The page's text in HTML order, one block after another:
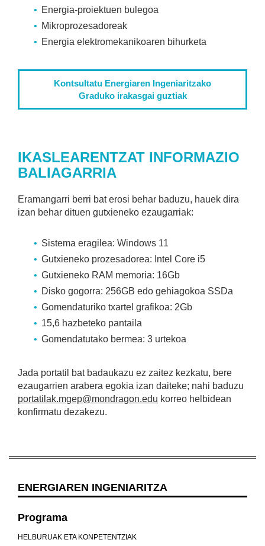
Energia-proiektuen bulegoa
Mikroprozesadoreak
Energia elektromekanikoaren bihurketa
Kontsultatu Energiaren Ingeniaritzako
Graduko irakasgai guztiak
IKASLEARENTZAT INFORMAZIO
BALIAGARRIA
Eramangarri berri bat erosi behar baduzu, hauek dira
izan behar dituen gutxieneko ezaugarriak:
Sistema eragilea: Windows 11
Gutxieneko prozesadorea: Intel Core i5
Gutxieneko RAM memoria: 16Gb
Disko gogorra: 256GB edo gehiagokoa SSDa
Gomendaturiko txartel grafikoa: 2Gb
15,6 hazbeteko pantaila
Gomendatutako bermea: 3 urtekoa
Jada portatil bat badaukazu ez zaitez kezkatu, bere
ezaugarrien arabera egokia izan daiteke; nahi baduzu
portatilak.mgep@mondragon.edu korreo helbidean
konfirmatu dezakezu.
ENERGIAREN INGENIARITZA
Programa
HELBURUAK ETA KONPETENTZIAK